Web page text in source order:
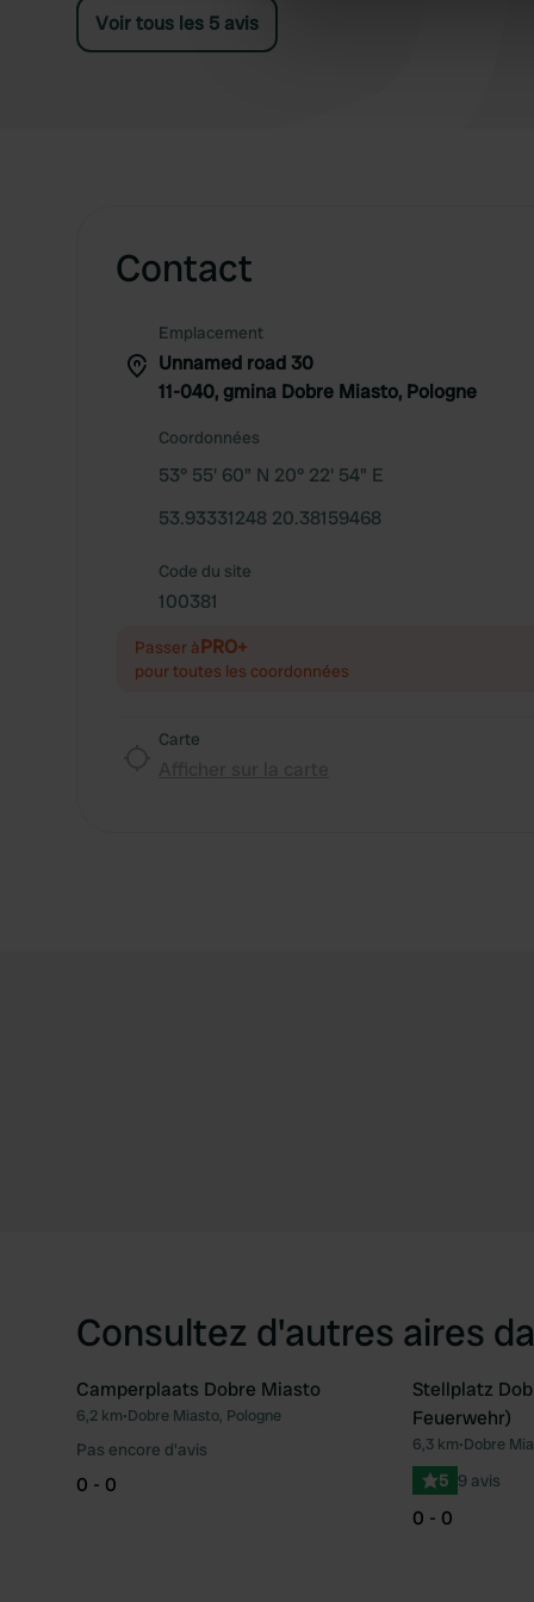
information about your use
Voir tous les 5 avis
Contact
Emplacement
Unnamed road 30
11-040, gmina Dobre Miasto, Pologne
Coordonnées
53° 55' 60" N 20° 22' 54" E
53.93331248 20.38159468
Code du site
100381
Passer àPRO+
pour toutes les coordonnées
Carte
Consultez d'autres aires
Préféré
Camperplaats Dobre Miasto
6,2 km•Dobre Miasto, Pologne
Pas encore d'avis
0 - 0
Stellplatz
Feuerwehr)
6,3 km•Dobre
5 9 avis
0 - 0